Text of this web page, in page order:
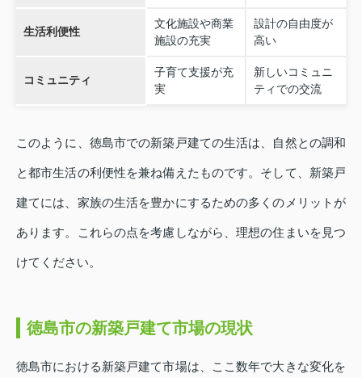
生活利便性
文化施設や商業
施設の充実
設計の自由度が
高い
コミュニティ
子育て支援が充
実
新しいコミュニ
ティでの交流
このように、徳島市での新築戸建ての生活は、自然との調和
と都市生活の利便性を兼ね備えたものです。そして、新築戸
建てには、家族の生活を豊かにするための多くのメリットが
あります。これらの点を考慮しながら、理想の住まいを見つ
けてください。
徳島市の新築戸建て市場の現状
徳島市における新築戸建て市場は、ここ数年で大きな変化を